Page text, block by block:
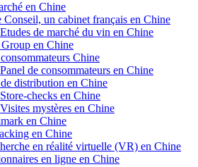
en Chine
Conseil, un cabinet français en Chine
Etudes de marché du vin en Chine
en Chine
Chine
Panel de consommateurs en Chine
distribution en Chine
Store-checks en Chine
Visites mystères en Chine
en Chine
en Chine
en réalité virtuelle (VR) en Chine
en ligne en Chine